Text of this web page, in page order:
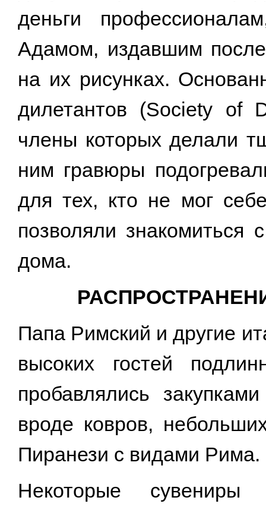
деньги
Адамом, издавшим
на их рисунках.
дилетантов (Society of
члены которых делали
ним гравюры
для тех, кто не мог
позволяли знакомиться
дома.
Папа Римский и другие
высоких гостей
пробавлялись
вроде ковров,
Пиранези с видами Рима.
Некоторые